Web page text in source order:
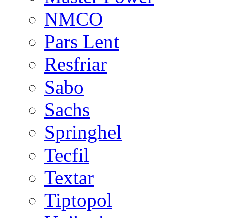
NMCO
Pars Lent
Resfriar
Sabo
Sachs
Springhel
Tecfil
Textar
Tiptopol